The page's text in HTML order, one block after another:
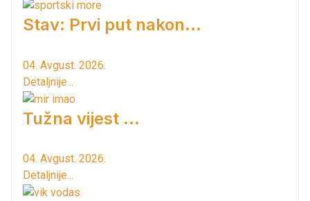
Stav: Prvi put nakon…
04. Avgust. 2026.
Detaljnije...
Tužna vijest ...
04. Avgust. 2026.
Detaljnije...